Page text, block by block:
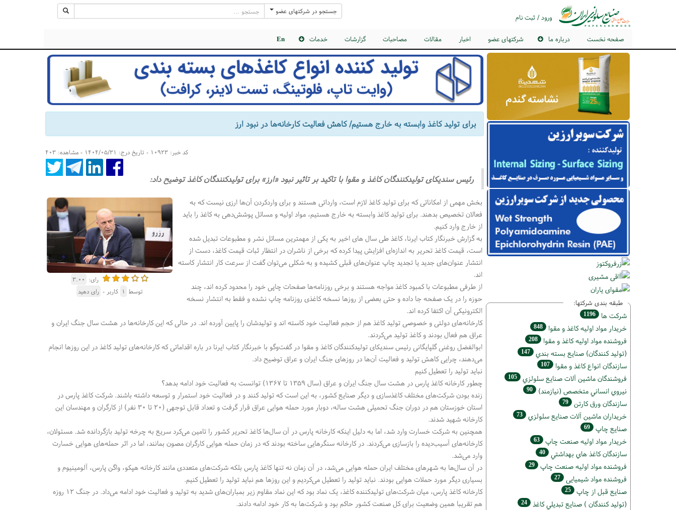
ورود / ثبت نام
جستجو در شرکتهای عضو
صفحه نخست درباره ما شرکتهای عضو اخبار مقالات مصاحبات گزارشات خدمات En
برای تولید کاغذ وابسته به خارج هستیم/ کاهش فعالیت کارخانه‌ها در نبود ارز
کد خبر: ۱۰۹۲۳ - تاریخ درج: ۱۴۰۴/۰۵/۳۱ - مشاهده: ۴۰۳
رئیس سندیکای تولیدکنندگان کاغذ و مقوا با تاکید بر تاثیر نبود «ارز» برای تولیدکنندگان کاغذ توضیح داد:
رای: ۳.۰۰
توسط ۱ کاربر - رای دهید
بخش مهمی از امکاناتی که برای تولید کاغذ لازم است، وارداتی هستند و برای واردکردن آن‌‍‌ها ارزی نیست که به
فعالان تخصیص بدهند. برای تولید کاغذ وابسته به خارج هستیم، مواد اولیه و مسائل پوشش‌دهی به کاغذ را باید
از خارج وارد کنیم.
به گزارش خبرنگار کتاب ایرنا، کاغذ طی سال های اخیر به یکی از مهمترین مسائل نشر و مطبوعات تبدیل شده
است، قیمت کاغذ تحریر به اندازه‌ای افزایش پیدا کرده که برخی از ناشران در انتظار ثبات قیمت کاغذ، دست از
انتشار عنوان‌های جدید یا تجدید چاپ عنوان‌های قبلی کشیده و به شکلی می‌توان گفت از سرعت کار انتشار کاسته
اند.
از طرفی مطبوعات با کمبود کاغذ مواجه هستند و برخی روزنامه‌ها صفحات چاپی خود را محدود کرده اند، چند
حوزه را در یک صفحه جا داده و حتی بعضی از روزها نسخه کاغذی روزنامه چاپ نشده و فقط به انتشار نسخه
الکترونیکی آن اکتفا کرده اند.
کارخانه‌های دولتی و خصوصی تولید کاغذ هم از حجم فعالیت خود کاسته اند و تولیدشان را پایین آورده اند. در حالی که این کارخانه‌ها در هشت سال جنگ ایران و
عراق هم فعال بودند و کاغذ تولید می‌کردند.
ابوالفضل روغنی گلپایگانی رئیس سندیکای تولیدکنندگان کاغذ و مقوا در گفت‌وگو با خبرنگار کتاب ایرنا در باره اقداماتی که کارخانه‌های تولید کاغذ در این روزها انجام
می‌دهند، چرایی کاهش تولید و فعالیت آن‌ها در روزهای جنگ ایران و عراق توضیح داد.
نباید تولید را تعطیل کنیم
چطور کارخانه کاغذ پارس در هشت سال جنگ ایران و عراق (سال ۱۳۵۹ تا ۱۳۶۷) توانست به فعالیت خود ادامه بدهد؟
زنده بودن شرکت‌های مختلف کاغذسازی و دیگر صنایع کشور، به این است که تولید کنند و در فعالیت خود استمرار و توسعه داشته باشند. شرکت کاغذ پارس در
استان خوزستان هم در دوران جنگ تحمیلی هشت ساله، دوبار مورد حمله هوایی عراق قرار گرفت و تعداد قابل توجهی (۲۰ تا ۳۰ نفر) از کارگران و مهندسان این
کارخانه شهید شدند.
همچنین به شرکت خسارت وارد شد، اما به دلیل اینکه کارخانه پارس در آن سال‌ها کاغذ تحریر کشور را تامین می‌کرد سریع به چرخه تولید بازگردانده شد. مسئولان،
کارخانه‌های آسیب‌دیده را بازسازی می‌کردند. در کارخانه سنگرهایی ساخته بودند که در زمان حمله هوایی کارگران مصون بمانند، اما در اثر حمله‌های هوایی خسارت
وارد می‌شد.
در آن سال‌ها به شهرهای مختلف ایران حمله هوایی می‌شد، در آن زمان نه تنها کاغذ پارس بلکه شرکت‌های متعددی مانند کارخانه هپکو، واگن پارس، آلومینیوم و
بسیاری دیگر مورد حملات هوایی بودند. نباید تولید را تعطیل می‌کردیم و این روزها هم نباید تولید را تعطیل کنیم.
کارخانه کاغذ پارس، میان شرکت‌های تولیدکننده کاغذ، یک نماد بود که این نماد مقاوم زیر بمباران‌های شدید به تولید و فعالیت خود ادامه می‌داد. در جنگ ۱۲ روزه
هم تقریبا همین وضعیت برای کل صنعت کشور حاکم بود و شرکت‌ها به کار خود ادامه دادند.
طبقه بندی شرکتها:
شركت ها 1196
خريدار مواد اوليه كاغذ و مقوا 848
فروشنده مواد اوليه كاغذ و مقوا 208
(تولید كنندگان) صنايع بسته بندي 147
سازندگان انواع کاغذ و مقوا 107
فروشندگان ماشين آلات صنايع سلولزي 105
نيروي انساني متخصص (نیازمند) 90
سازندگان ورق كارتن 79
خریداران ماشين آلات صنايع سلولزي 73
صنايع چاپ 69
خريدار مواد اوليه صنعت چاپ 63
سازندگان كاغذ هاي بهداشتي 40
فروشنده مواد اوليه صنعت چاپ 29
فروشنده مواد شیمیایی 27
صنايع قبل از چاپ 25
(تولید كنندگان ) صنايع تبديلي كاغذ 24